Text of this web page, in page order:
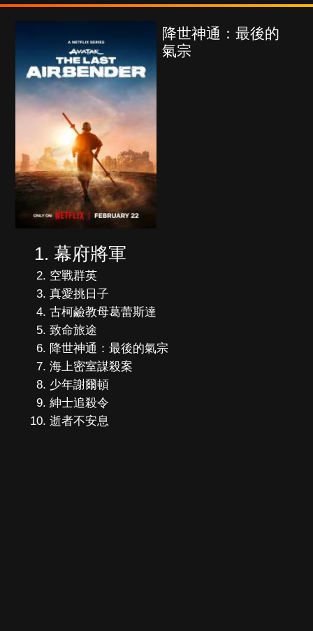
降世神通：最後的
氣宗
幕府將軍
空戰群英
真愛挑日子
古柯鹼教母葛蕾斯達
致命旅途
降世神通：最後的氣宗
海上密室謀殺案
少年謝爾頓
紳士追殺令
逝者不安息